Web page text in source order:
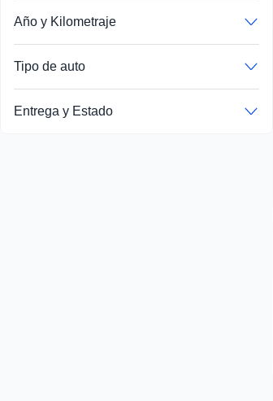
Año y Kilometraje
Tipo de auto
Entrega y Estado